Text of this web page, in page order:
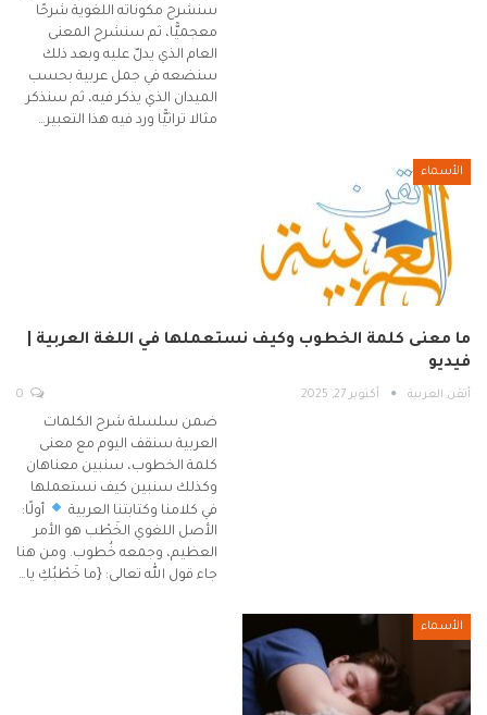
سنشرح مكوناته اللغوية شرحًا
معجميًّا، ثم سنشرح المعنى
العام الذي يدلّ عليه وبعد ذلك
سنضعه في جمل عربية بحسب
الميدان الذي يذكر فيه، ثم سنذكر
مثالا تراثيًّا ورد فيه هذا التعبير…
الأسماء
ما معنى كلمة الخطوب وكيف نستعملها في اللغة العربية |
فيديو
أتقن العربية أكتوبر 27, 2025
ضمن سلسلة شرح الكلمات
العربية سنقف اليوم مع معنى
كلمة الخطوب، سنبين معناهان
وكذلك سنبين كيف نستعملها
في كلامنا وكتابتنا العربية
أولًا:
الأصل اللغوي الخَطْب هو الأمر
العظيم، وجمعه خُطوب. ومن هنا
جاء قول الله تعالى: {ما خَطْبُكِ يا…
الأسماء